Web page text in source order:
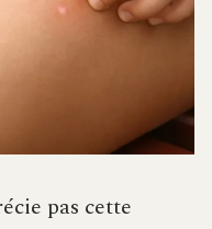
pas cette